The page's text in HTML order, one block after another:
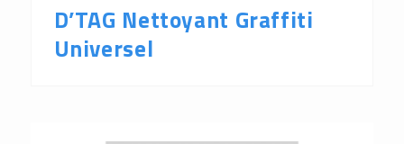
D’TAG Nettoyant Graffiti
Universel